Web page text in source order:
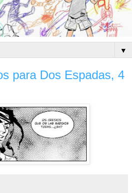
▼
para Dos Espadas, 4